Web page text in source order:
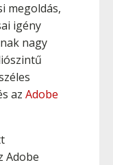
megoldás,
igény
nagy
az Adobe
Adobe